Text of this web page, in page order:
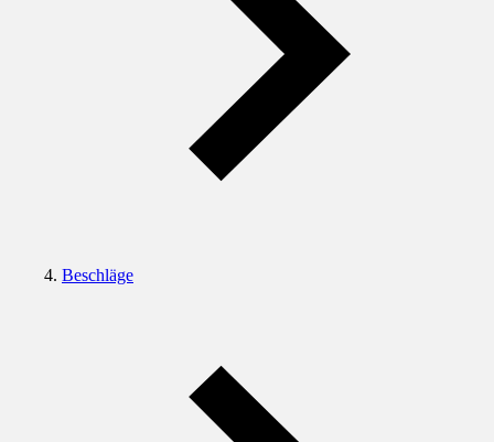
Beschläge